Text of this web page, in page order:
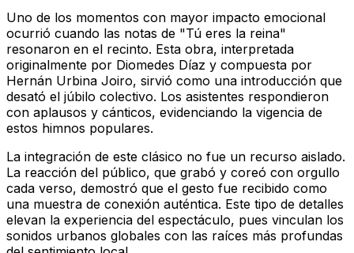
Uno de los momentos con mayor impacto emocional
ocurrió cuando las notas de "Tú eres la reina"
resonaron en el recinto. Esta obra, interpretada
originalmente por Diomedes Díaz y compuesta por
Hernán Urbina Joiro, sirvió como una introducción que
desató el júbilo colectivo. Los asistentes respondieron
con aplausos y cánticos, evidenciando la vigencia de
estos himnos populares.
La integración de este clásico no fue un recurso aislado.
La reacción del público, que grabó y coreó con orgullo
cada verso, demostró que el gesto fue recibido como
una muestra de conexión auténtica. Este tipo de detalles
elevan la experiencia del espectáculo, pues vinculan los
sonidos urbanos globales con las raíces más profundas